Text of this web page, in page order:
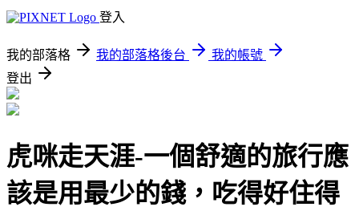
登入
我的部落格 我的部落格後台
我的帳號
登出
虎咪走天涯-一個舒適的旅行應
該是用最少的錢，吃得好住得